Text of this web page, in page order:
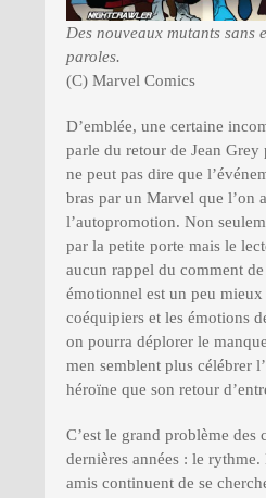
Des nouveaux mutants sans
paroles.
(C) Marvel Comics
D’emblée, une certaine
parle du retour de Jean
ne peut pas dire que
bras par un Marvel que l’on
l’autopromotion. Non
par la petite porte mais le
aucun rappel du comment
émotionnel est un peu mieux
coéquipiers et les émotions
on pourra déplorer le
men semblent plus célébrer
héroïne que son retour
C’est le grand problème des
dernières années : le
amis continuent de se